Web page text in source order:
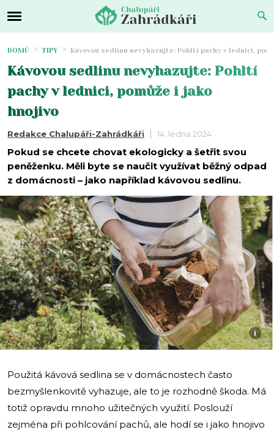
DOMŮ TIPY Kávovou sedlinu nevyhazujte: Pohltí pachy v lednici,
Kávovou sedlinu nevyhazujte: Pohltí
pachy v lednici, pomůže i jako
hnojivo
Redakce Chalupáři-Zahrádkáři 14. ledna 2024
Pokud se chcete chovat ekologicky a šetřit svou
peněženku. Měli byte se naučit využívat běžný odpad
z domácnosti – jako například kávovou sedlinu.
i
Použitá kávová sedlina se v domácnostech často
bezmyšlenkovitě vyhazuje, ale to je rozhodně škoda. Má
totiž opravdu mnoho užitečných využití. Poslouží
zejména při pohlcování pachů, ale hodí se i jako hnojivo